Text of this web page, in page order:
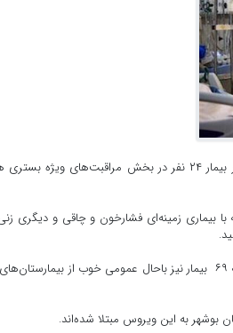
به گزارش خارگ نیوز، دکتر احمد یزدان‌پناه اعلام کرد: از این شمار بیمار
معاون درمان دانشگاه علوم پزشکی بوشهر افزود: در شبانه‌روز گذشته ۶۹ بیمار نیز